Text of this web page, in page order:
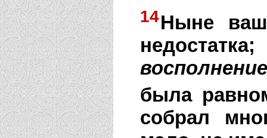
14Ныне
восполнение
была
собрал